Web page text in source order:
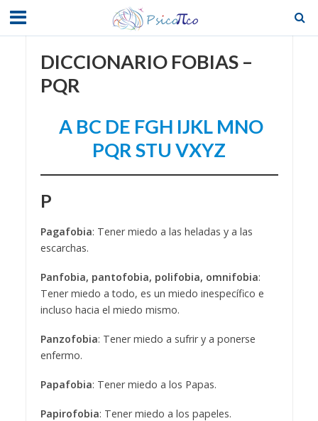
DICCIONARIO FOBIAS –
PQR
A BC DE FGH IJKL MNO
PQRSTU VXYZ
P
Pagafobia: Tener miedo a las heladas y a las
escarchas.
Panfobia, pantofobia, polifobia, omnifobia:
Tener miedo a todo, es un miedo inespecífico e
incluso hacia el miedo mismo.
Panzofobia: Tener miedo a sufrir y a ponerse
enfermo.
Papafobia: Tener miedo a los Papas.
Papirofobia: Tener miedo a los papeles.